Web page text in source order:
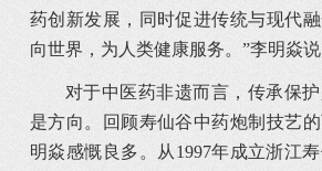
药创新发展，同时促进传统与现代
向世界，为人类健康服务。”李明焱说
对于中医药非遗而言，传承保
是方向。回顾寿仙谷中药炮制技艺
明焱感慨良多。从1997年成立浙江